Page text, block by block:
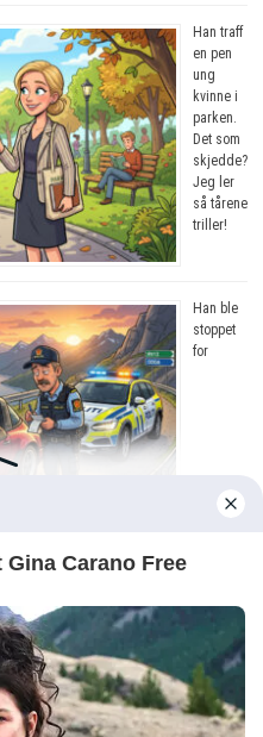
Han traff
en pen
ung
kvinne i
parken.
Det som
skjedde?
Jeg ler
så tårene
triller!
Han ble
stoppet
for